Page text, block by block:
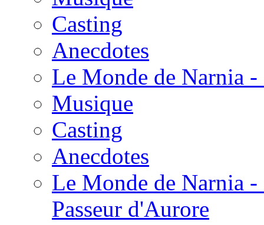
Casting
Anecdotes
Le Monde de Narnia
Musique
Casting
Anecdotes
Le Monde de Narnia
Passeur d'Aurore